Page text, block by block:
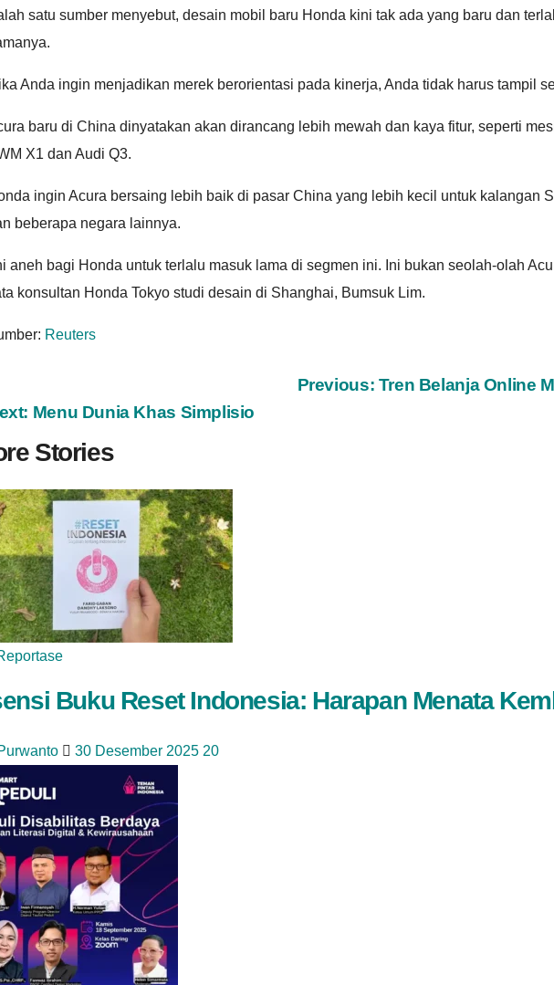
satu sumber menyebut, desain mobil baru Honda kini tak ada yang baru dan
Anda ingin menjadikan merek berorientasi pada kinerja, Anda tidak harus tampil
baru di China dinyatakan akan dirancang lebih mewah dan kaya fitur, seperti
X1 dan Audi Q3.
ingin Acura bersaing lebih baik di pasar China yang lebih kecil untuk kalangan
beberapa negara lainnya.
aneh bagi Honda untuk terlalu masuk lama di segmen ini. Ini bukan seolah-olah
konsultan Honda Tokyo studi desain di Shanghai, Bumsuk Lim.
Reuters
Previous: Tren Belanja Online
Menu Dunia Khas Simplisio
Stories
Buku Reset Indonesia: Harapan Menata
30 Desember 2025 20